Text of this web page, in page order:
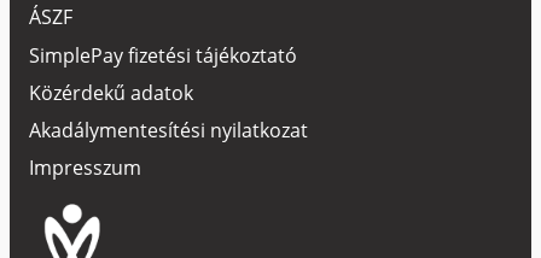
ÁSZF
SimplePay fizetési tájékoztató
Közérdekű adatok
Akadálymentesítési nyilatkozat
Impresszum